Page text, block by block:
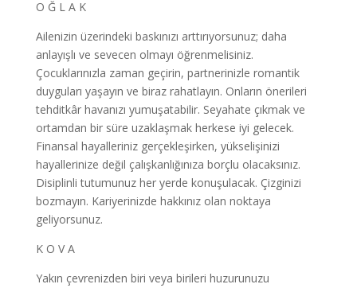
O Ğ L A K
Ailenizin üzerindeki baskınızı arttırıyorsunuz; daha
anlayışlı ve sevecen olmayı öğrenmelisiniz.
Çocuklarınızla zaman geçirin, partnerinizle romantik
duyguları yaşayın ve biraz rahatlayın. Onların önerileri
tehditkâr havanızı yumuşatabilir. Seyahate çıkmak ve
ortamdan bir süre uzaklaşmak herkese iyi gelecek.
Finansal hayalleriniz gerçekleşirken, yükselişinizi
hayallerinize değil çalışkanlığınıza borçlu olacaksınız.
Disiplinli tutumunuz her yerde konuşulacak. Çizginizi
bozmayın. Kariyerinizde hakkınız olan noktaya
geliyorsunuz.
K O V A
Yakın çevrenizden biri veya birileri huzurunuzu